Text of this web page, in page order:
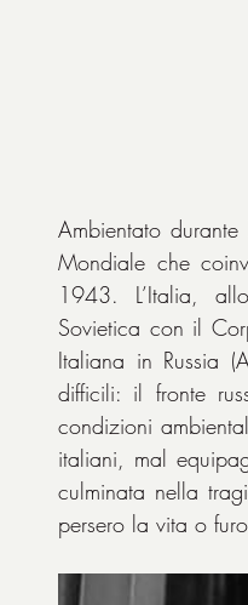
Ambientato
Mondiale che
1943. L’Italia,
Sovietica con il
Italiana in Russia
difficili: il fronte
condizioni
italiani, mal
culminata nella
persero la vita o